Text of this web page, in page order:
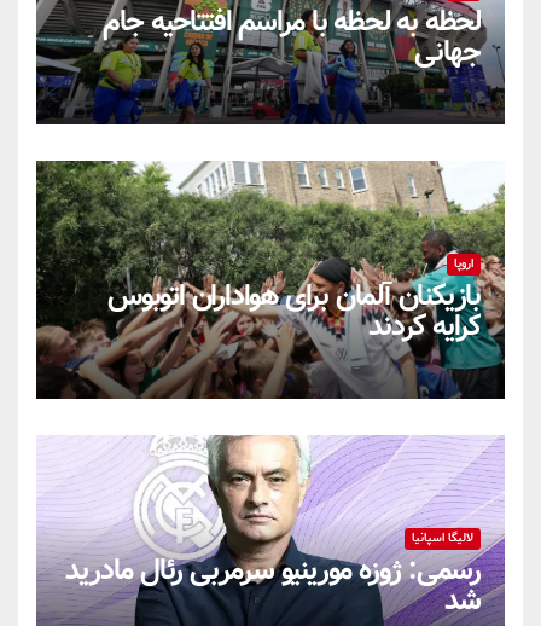
لحظه به لحظه با مراسم افتتاحیه جام
جهانی
اروپا
بازیکنان آلمان برای هواداران اتوبوس
کرایه کردند
لالیگا اسپانیا
رسمی: ژوزه مورینیو سرمربی رئال مادرید
شد